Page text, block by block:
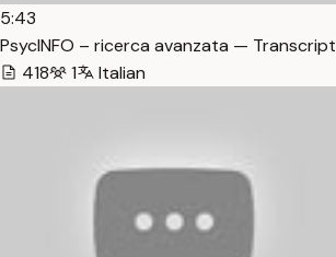
5:43
PsycINFO – ricerca avanzata — Transcript
418
1 Italian